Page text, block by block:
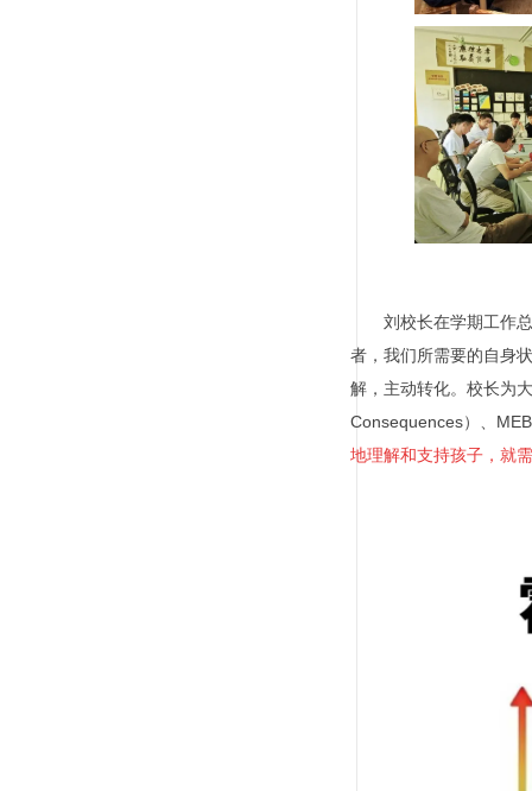
刘校长在学期工作
者，我们所需要的自身
解，主动转化。校长为
Consequences）、
地理解和支持孩子，就